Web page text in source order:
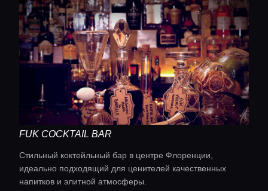
FUK COCKTAIL BAR
Стильный коктейльный бар в центре Флоренции,
идеально подходящий для ценителей качественных
напитков и элитной атмосферы.